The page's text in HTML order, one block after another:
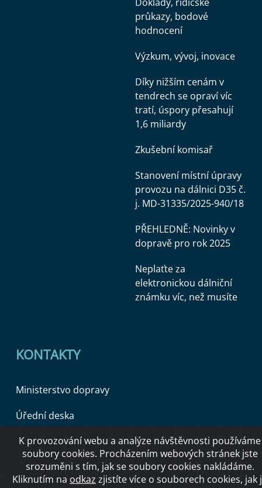
průkazy, bodové
hodnocení
Výzkum, vývoj, inovace
Díky nižším cenám v
tendrech se opraví víc
tratí, úspory přesahují
1,6 miliardy
Zkušební komisař
Stanovení místní úpravy
provozu na dálnici D35 č.
j. MD-31335/2025-940/18
PŘEHLEDNĚ: Novinky v
dopravě pro rok 2025
Neplaťte za
elektronickou dálniční
známku víc, než musíte
KONTAKTY
Ministerstvo dopravy
Úřední deska
Copyright © 2026 Ministerstvo dopravy ČR
K provozování webu a analýze návštěvnosti používáme
soubory cookies. Procházením webových stránek jste
srozuměni s tím, jak se soubory cookies nakládáme.
Kliknutím na odkaz zjistíte více o souborech cookies, jak